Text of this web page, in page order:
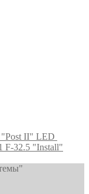
II" LED
F-32.5 "Install"